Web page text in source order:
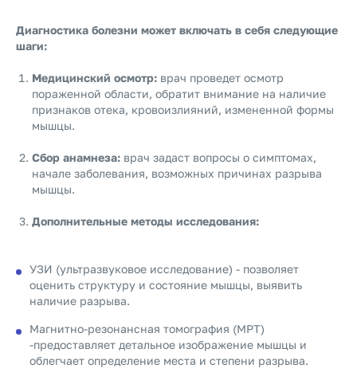
Диагностика болезни может включать в себя следующие
шаги:
Медицинский осмотр: врач проведет осмотр
пораженной области, обратит внимание на наличие
признаков отека, кровоизлияний, измененной формы
мышцы.
Сбор анамнеза: врач задаст вопросы о симптомах,
начале заболевания, возможных причинах разрыва
мышцы.
Дополнительные методы исследования:
УЗИ (ультразвуковое исследование) - позволяет
оценить структуру и состояние мышцы, выявить
наличие разрыва.
Магнитно-резонансная томография (МРТ)
-предоставляет детальное изображение мышцы и
облегчает определение места и степени разрыва.